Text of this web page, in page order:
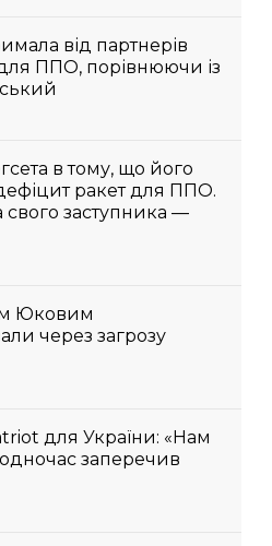
від партнерів
ППО, порівнюючи із
в тому, що його
ракет для ППО.
заступника —
Юковим
через загрозу
для України: «Нам
заперечив